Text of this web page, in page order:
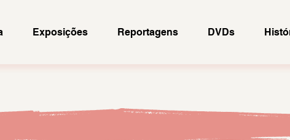
Exposições Reportagens DVDs